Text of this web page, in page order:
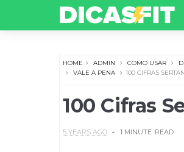
HOME ADMIN COMO USAR
VALE A PENA
100 CIFRAS
100 Cifras
5 YEARS AGO 1 MINUTE READ